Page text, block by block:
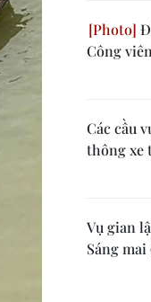
Công
Các cầu
thông xe
Vụ gian
Sáng